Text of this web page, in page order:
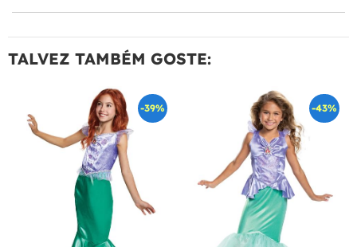
TALVEZ TAMBÉM GOSTE:
-39% -43%